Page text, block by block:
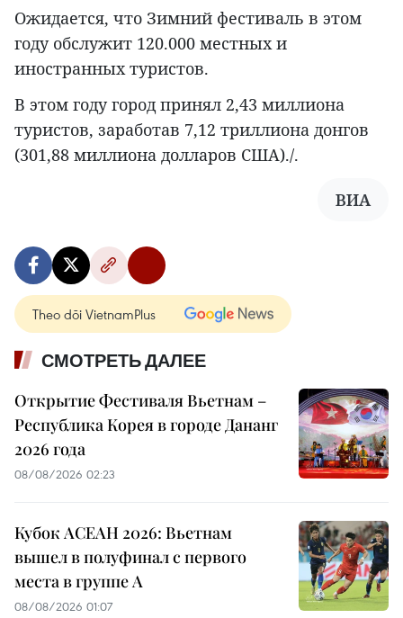
Ожидается, что Зимний фестиваль в этом
году обслужит 120.000 местных и
иностранных туристов.
В этом году город принял 2,43 миллиона
туристов, заработав 7,12 триллиона донгов
(301,88 миллиона долларов США)./.
ВИА
Theo dõi VietnamPlus
СМОТРЕТЬ ДАЛЕЕ
Открытие Фестиваля Вьетнам –
Республика Корея в городе Дананг
2026 года
08/08/2026 02:23
Кубок АСЕАН 2026: Вьетнам
вышел в полуфинал с первого
места в группе A
08/08/2026 01:07